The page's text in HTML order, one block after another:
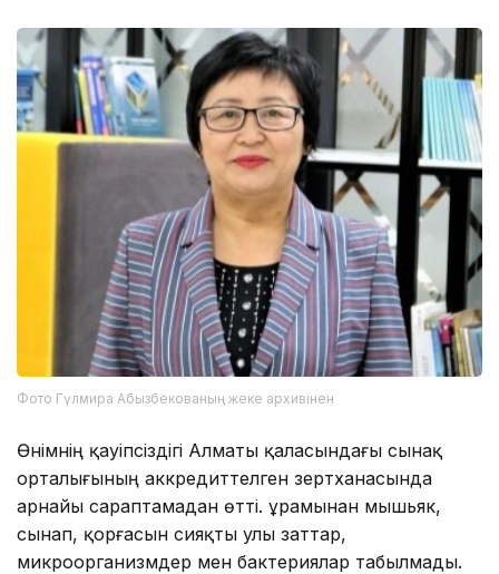
Фото Гүлмира Абызбекованың жеке архивінен
Өнімнің қауіпсіздігі Алматы қаласындағы сынақ
орталығының аккредиттелген зертханасында
арнайы сараптамадан өтті. Құрамынан мышьяк,
сынап, қорғасын сияқты улы заттар,
микроорганизмдер мен бактериялар табылмады.